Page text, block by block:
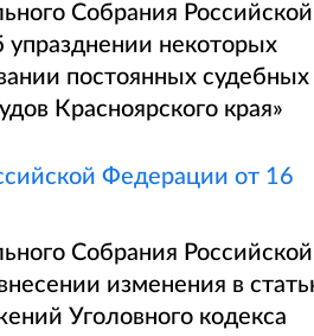
Собрания Российской
некоторых
постоянных судебных
Красноярского края»
Федерации от 16
Собрания Российской
изменения в
Уголовного кодекса